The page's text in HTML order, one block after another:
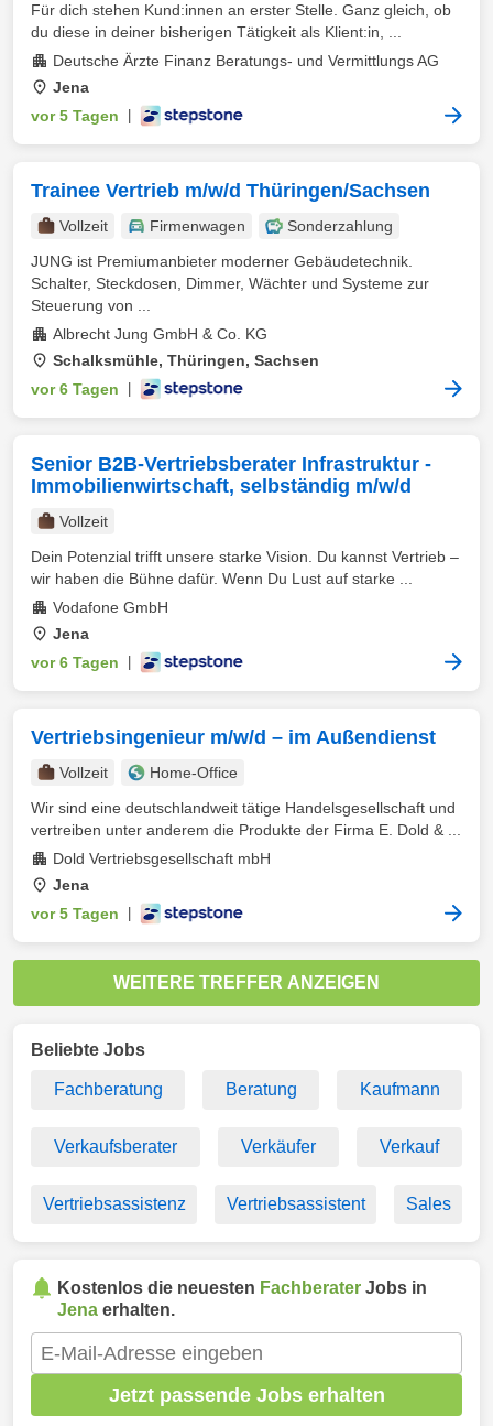
Für dich stehen Kund:innen an erster Stelle. Ganz gleich, ob
du diese in deiner bisherigen Tätigkeit als Klient:in, ...
Deutsche Ärzte Finanz Beratungs- und Vermittlungs AG
Jena
vor 5 Tagen
Trainee Vertrieb m/w/d Thüringen/Sachsen
Vollzeit Firmenwagen
Sonderzahlung
JUNG ist Premiumanbieter moderner Gebäudetechnik.
Schalter, Steckdosen, Dimmer, Wächter und Systeme zur
Steuerung von ...
Albrecht Jung GmbH & Co. KG
Schalksmühle, Thüringen, Sachsen
vor 6 Tagen
Senior B2B-Vertriebsberater Infrastruktur -
Immobilienwirtschaft, selbständig m/w/d
Vollzeit
Dein Potenzial trifft unsere starke Vision. Du kannst Vertrieb –
wir haben die Bühne dafür. Wenn Du Lust auf starke ...
Vodafone GmbH
Jena
vor 6 Tagen
Vertriebsingenieur m/w/d – im Außendienst
Vollzeit
Home-Office
Wir sind eine deutschlandweit tätige Handelsgesellschaft und
vertreiben unter anderem die Produkte der Firma E. Dold & ...
Dold Vertriebsgesellschaft mbH
Jena
vor 5 Tagen
WEITERE TREFFER ANZEIGEN
Beliebte Jobs
Fachberatung Beratung Kaufmann
Verkaufsberater Verkäufer Verkauf
Vertriebsassistenz Vertriebsassistent Sales
Kostenlos die neuesten Fachberater Jobs in
Jena erhalten.
Jetzt passende Jobs erhalten